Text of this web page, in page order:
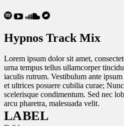
Hypnos Track Mix
Lorem ipsum dolor sit amet,
urna tempus tellus ullamcorper
iaculis rutrum. Vestibulum ante
et ultrices posuere cubilia curae;
scelerisque condimentum. Sed nec
arcu pharetra, malesuada velit.
LABEL